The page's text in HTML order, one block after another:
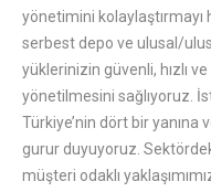
yönetimini
serbest depo ve ulusal/
yüklerinizin güvenli, hızlı
yönetilmesini sağlıyoruz.
Türkiye’nin dört bir yanına
gurur duyuyoruz.
müşteri odaklı